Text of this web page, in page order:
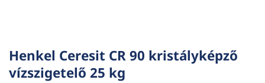
Henkel Ceresit CR 90 kristályképző
vízszigetelő 25 kg